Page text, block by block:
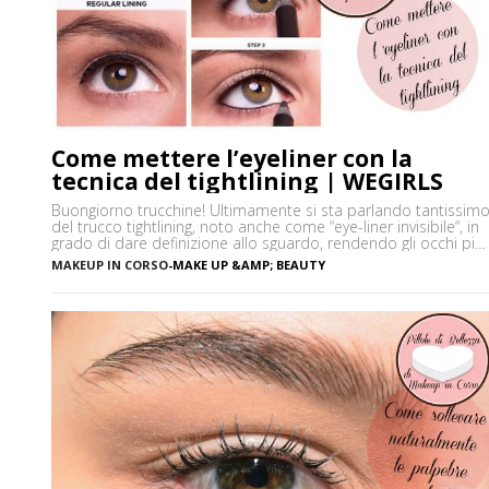
Come mettere l’eyeliner con la
tecnica del tightlining | WEGIRLS
Buongiorno trucchine! Ultimamente si sta parlando tantissimo
del trucco tightlining, noto anche come “eye-liner invisibile“, in
grado di dare definizione allo sguardo, rendendo gli occhi più
espressivi e le ciglia più folte. Ma di cosa si tratta
precisamente? Vediamo insieme cos’è tightlining e come farlo
tightlining […]
MAKEUP IN CORSO-MAKE UP &AMP; BEAUTY